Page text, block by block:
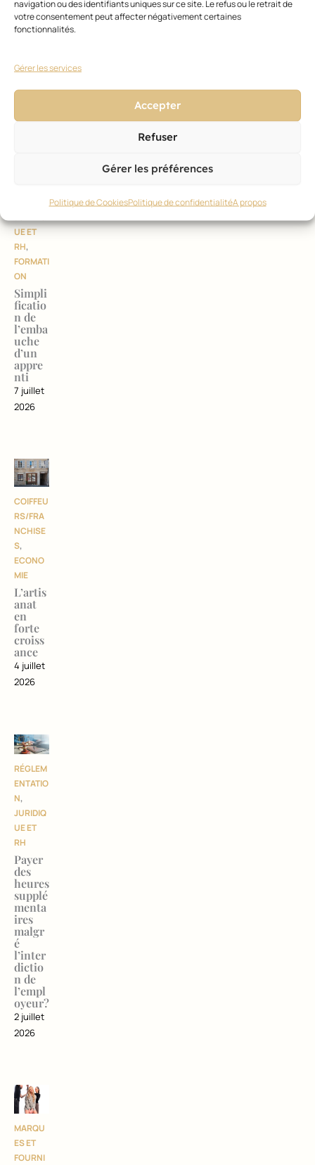
navigation ou des identifiants uniques sur ce site. Le refus ou le retrait de
votre consentement peut affecter négativement certaines
fonctionnalités.
Gérer les services
Accepter
Refuser
Gérer les préférences
Politique de CookiesPolitique de confidentialitéA propos
y 10
ans
et…
13 juillet
UE ET
RH,
FORMATI
ON
Simpli
ficatio
n de
l’emba
uche
d’un
appre
nti
7 juillet
2026
COIFFEU
RS/FRA
NCHISE
S,
ECONO
MIE
L’artis
anat
en
forte
croiss
ance
4 juillet
2026
RÉGLEM
ENTATIO
N,
JURIDIQ
UE ET
RH
Payer
des
heures
supplé
menta
ires
malgr
é
l’inter
dictio
n de
l’empl
oyeur?
2 juillet
2026
MARQU
ES ET
FOURNI